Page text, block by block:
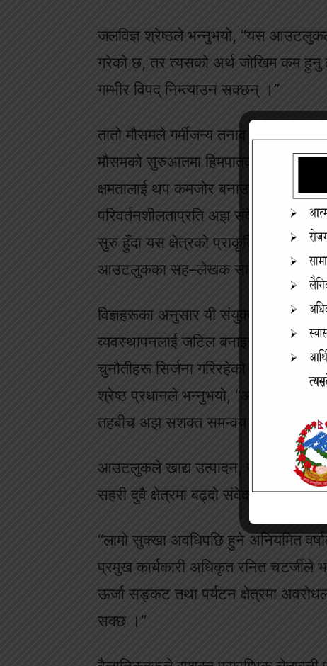
जलविज्ञ श्रेष्ठले भन्नुभयो, “यस
गरेको छ, तर त्यसको अर्थ जोखिम कम हुनु
गम्भीर विपद् निम्त्याउन सक्छन् ।”
तातो मौसमले गर्मीजन्य तनाव बढाउने र
मौसमको सुरुआतमा हिमपातको
क्षमतालाई थप कमजोर बनाउनेछ, जसले
परिवर्तनशीलताप्रति अझ संवेदनशील
सुरु हुँदा यस क्षेत्रको प्राकृतिक मौसमी
आउटलुकका सह–लेखक सार्थक श्रेष्ठले
विज्ञहरूका अनुसार यी संयुक्त जोखिमहरूले
व्यवस्थापनलाई जटिल बनाइरहेका छन् ।
चुनौतीहरू सिर्जना गरिरहेको छ,”
श्रेष्ठ प्रधानले भन्नुभयो, “अबको
तहबीच अझ सशक्त समन्वय आवश्यक छ
आउटलुकले खाद्य उत्पादन, जलस्रोत र
सहरी दुवै क्षेत्रमा बढ्दो
“लामो सुक्खा अवधिपछि हुने अनियमित
प्रमुख कार्यकारी अधिकृत रनित चटर्जीले
ऊर्जा सङ्कट तथा पर्यटन क्षेत्रमा
सक्छ ।”